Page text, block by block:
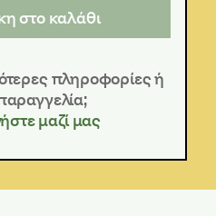
στο καλάθι
πληροφορίες ή
μαζί μας